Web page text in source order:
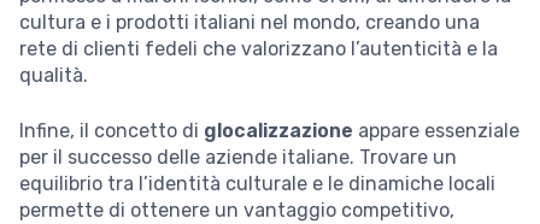
cultura e i prodotti italiani nel mondo, creando una
rete di clienti fedeli che valorizzano l’autenticità e la
qualità.
Infine, il concetto di glocalizzazione appare essenziale
per il successo delle aziende italiane. Trovare un
equilibrio tra l’identità culturale e le dinamiche locali
permette di ottenere un vantaggio competitivo,